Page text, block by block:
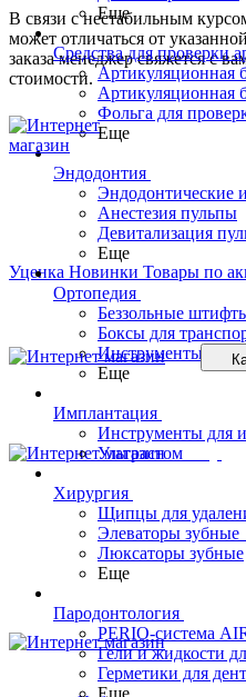
В связи с нестабильным
может отличаться от
заказа менеджер свяжется с
стоимости.
Еще
Средства для проверки
Артикуляционная
Артикуляционная
Фольга для
Еще
Эндодонтия
Эндодонтические
Анестезия пульпы
Девитализация
Еще
Ортопедия
Беззольные
Боксы для
Инструменты для
Еще
Имплантация
Инструменты для
Ультрастом
Хирургия
Щипцы для
Элеваторы зубные
Люксаторы зубные
Еще
Пародонтология
PERIO-система
Гели и жидкости
Герметики для
Еще
Уценка Новинки Товары по